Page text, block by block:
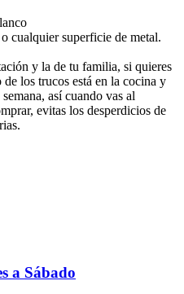
cualquier superficie de metal.
y la de tu familia, si quieres
los trucos está en la cocina y
así cuando vas al
evitas los desperdicios de
a Sábado